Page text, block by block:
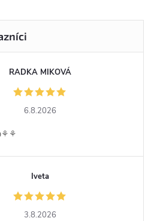
RADKA MIKOVÁ
6.8.2026
Iveta
3.8.2026